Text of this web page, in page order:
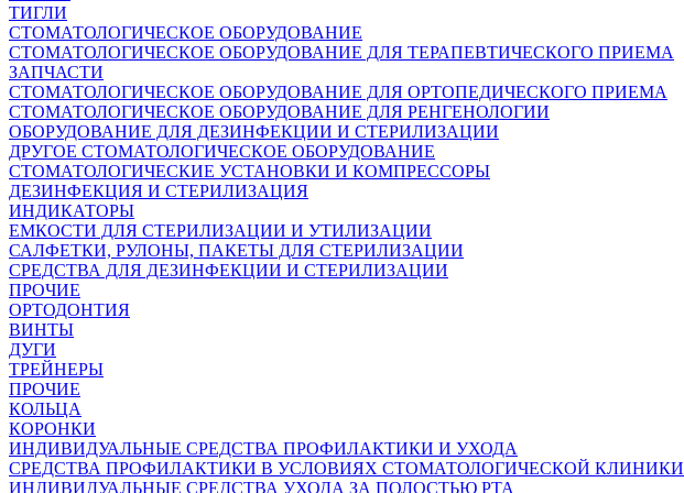
ТИГЛИ
СТОМАТОЛОГИЧЕСКОЕ ОБОРУДОВАНИЕ
СТОМАТОЛОГИЧЕСКОЕ ОБОРУДОВАНИЕ ДЛЯ ТЕРАПЕВТИЧЕСКОГО ПРИЕМА
ЗАПЧАСТИ
СТОМАТОЛОГИЧЕСКОЕ ОБОРУДОВАНИЕ ДЛЯ ОРТОПЕДИЧЕСКОГО ПРИЕМА
СТОМАТОЛОГИЧЕСКОЕ ОБОРУДОВАНИЕ ДЛЯ РЕНГЕНОЛОГИИ
ОБОРУДОВАНИЕ ДЛЯ ДЕЗИНФЕКЦИИ И СТЕРИЛИЗАЦИИ
ДРУГОЕ СТОМАТОЛОГИЧЕСКОЕ ОБОРУДОВАНИЕ
СТОМАТОЛОГИЧЕСКИЕ УСТАНОВКИ И КОМПРЕССОРЫ
ДЕЗИНФЕКЦИЯ И СТЕРИЛИЗАЦИЯ
ИНДИКАТОРЫ
ЕМКОСТИ ДЛЯ СТЕРИЛИЗАЦИИ И УТИЛИЗАЦИИ
САЛФЕТКИ, РУЛОНЫ, ПАКЕТЫ ДЛЯ СТЕРИЛИЗАЦИИ
СРЕДСТВА ДЛЯ ДЕЗИНФЕКЦИИ И СТЕРИЛИЗАЦИИ
ПРОЧИЕ
ОРТОДОНТИЯ
ВИНТЫ
ДУГИ
ТРЕЙНЕРЫ
ПРОЧИЕ
КОЛЬЦА
КОРОНКИ
ИНДИВИДУАЛЬНЫЕ СРЕДСТВА ПРОФИЛАКТИКИ И УХОДА
СРЕДСТВА ПРОФИЛАКТИКИ В УСЛОВИЯХ СТОМАТОЛОГИЧЕСКОЙ КЛИНИКИ
ИНДИВИДУАЛЬНЫЕ СРЕДСТВА УХОДА ЗА ПОЛОСТЬЮ РТА